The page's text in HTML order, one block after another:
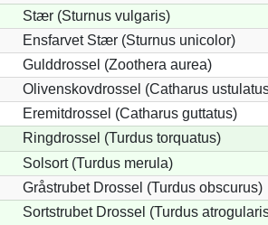
Stær (Sturnus vulgaris)
Ensfarvet Stær (Sturnus unicolor)
Gulddrossel (Zoothera aurea)
Olivenskovdrossel (Catharus
Eremitdrossel (Catharus guttatus)
Ringdrossel (Turdus torquatus)
Solsort (Turdus merula)
Gråstrubet Drossel (Turdus obscurus)
Sortstrubet Drossel (Turdus